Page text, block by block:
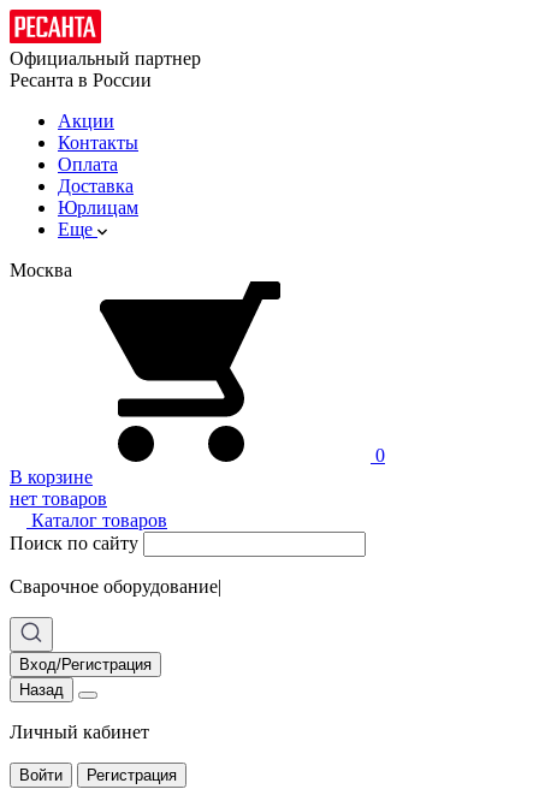
Официальный партнер
Ресанта в России
Акции
Контакты
Оплата
Доставка
Юрлицам
Еще
Москва
0
В корзине
нет товаров
Каталог товаров
Поиск по сайту
Сварочное оборудование|
Вход/Регистрация
Назад
Личный кабинет
Войти Регистрация